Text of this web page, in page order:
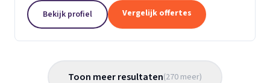
bedrijven waar schoon gemaakt moet worden is
voor ons...
Bekijk profiel Vergelijk offertes
Toon meer resultaten(270 meer)